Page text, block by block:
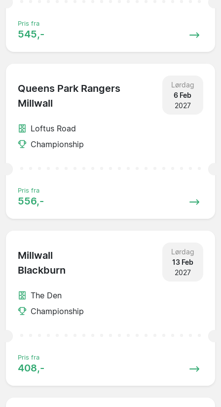
Pris fra
545,-
Queens Park Rangers
Millwall
Lørdag
6 Feb
2027
Loftus Road
Championship
Pris fra
556,-
Millwall
Blackburn
Lørdag
13 Feb
2027
The Den
Championship
Pris fra
408,-